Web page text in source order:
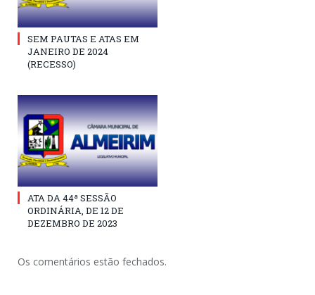
SEM PAUTAS E ATAS EM
JANEIRO DE 2024
(RECESSO)
ATA DA 44ª SESSÃO
ORDINÁRIA, DE 12 DE
DEZEMBRO DE 2023
Os comentários estão fechados.